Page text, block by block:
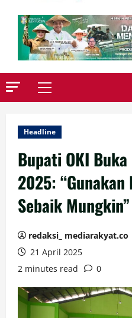
Primary
Headline
Bupati OKI
2025:
Sebaik Mungkin”
redaksi_ mediarakyat.co
21 April 2025
2 minutes read
0